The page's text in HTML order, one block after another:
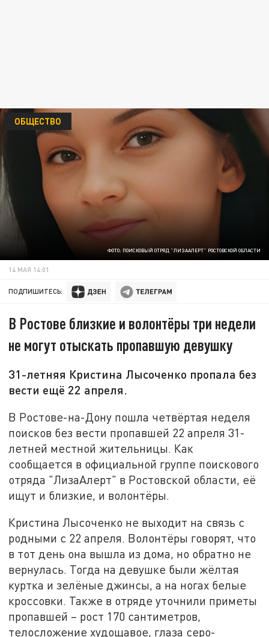
ФОТО: ПОИСКОВЫЙ ОТРЯД "ЛИЗААЛЕРТ" РОСТОВСКОЙ ОБЛАСТИ
ОБЩЕСТВО
14 МАЯ 14:01
ПОДПИШИТЕСЬ:
В Ростове близкие и волонтёры три недели
не могут отыскать пропавшую девушку
31-летняя Кристина Лысоченко пропала без
вести ещё 22 апреля.
В Ростове-на-Дону пошла четвёртая неделя
поисков без вести пропавшей 22 апреля 31-
летней местной жительницы. Как
сообщается в официальной группе поискового
отряда "ЛизаАлерт" в Ростовской области, её
ищут и близкие, и волонтёры.
Кристина Лысоченко не выходит на связь с
родными с 22 апреля. Волонтёры говорят, что
в тот день она вышла из дома, но обратно не
вернулась. Тогда на девушке были жёлтая
куртка и зелёные джинсы, а на ногах белые
кроссовки. Также в отряде уточнили приметы
пропавшей – рост 170 сантиметров,
телосложение худощавое, глаза серо-